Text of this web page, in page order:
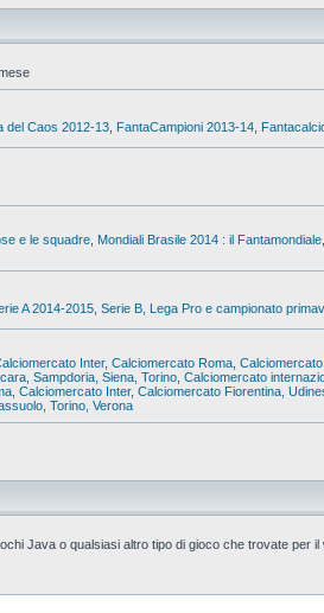
del Caos 2012-13 FantaCampioni 2013-14
e le squadre Mondiali Brasile 2014 : il Fantamondiale
A 2014-2015 Serie B, Lega Pro e campionato
Inter, Calciomercato Roma
Sampdoria, Siena, Torino Calciomercato
Calciomercato Inter, Calciomercato Fiorentina,
Torino, Verona
Java o qualsiasi altro tipo di gioco che trovate per il